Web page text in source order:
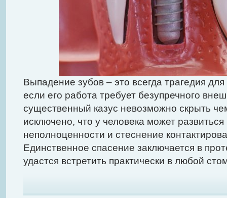
Выпадение зубов – это всегда трагедия
если его работа требует безупречного
существенный казус невозможно скрыть
исключено, что у человека может развиться
неполноценности и стеснение
Единственное спасение заключается в
удастся встретить практически в любой